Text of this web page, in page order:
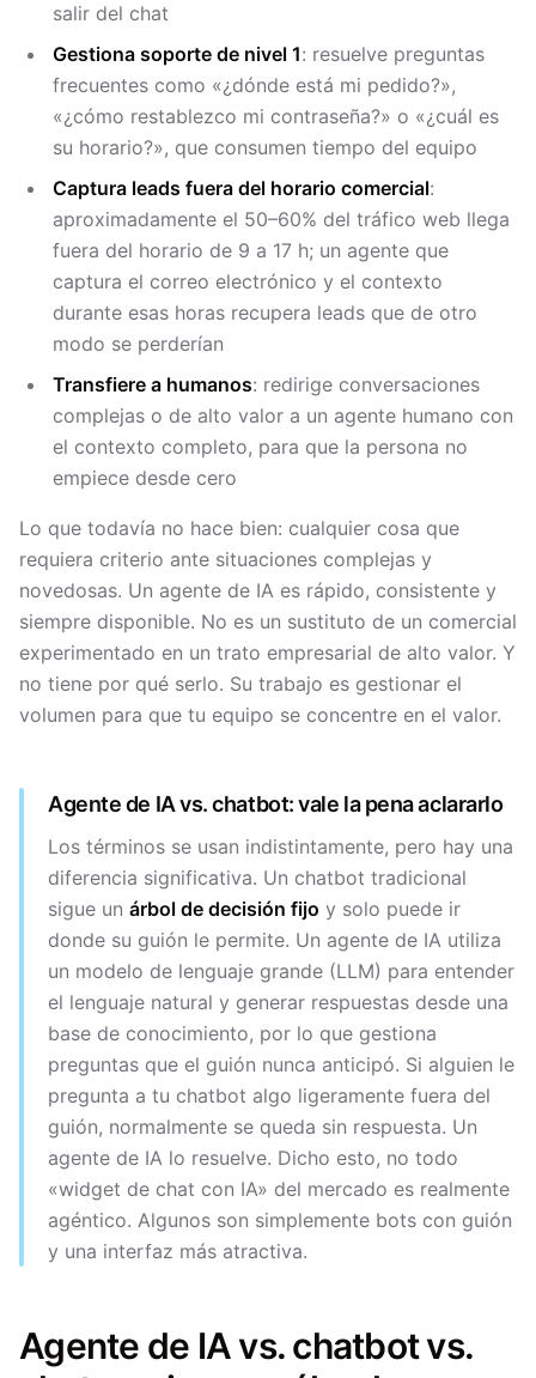
salir del chat
Gestiona soporte de nivel 1: resuelve preguntas
frecuentes como «¿dónde está mi pedido?»,
«¿cómo restablezco mi contraseña?» o «¿cuál es
su horario?», que consumen tiempo del equipo
Captura leads fuera del horario comercial:
aproximadamente el 50–60% del tráfico web llega
fuera del horario de 9 a 17 h; un agente que
captura el correo electrónico y el contexto
durante esas horas recupera leads que de otro
modo se perderían
Transfiere a humanos: redirige conversaciones
complejas o de alto valor a un agente humano con
el contexto completo, para que la persona no
empiece desde cero
Lo que todavía no hace bien: cualquier cosa que
requiera criterio ante situaciones complejas y
novedosas. Un agente de IA es rápido, consistente y
siempre disponible. No es un sustituto de un comercial
experimentado en un trato empresarial de alto valor. Y
no tiene por qué serlo. Su trabajo es gestionar el
volumen para que tu equipo se concentre en el valor.
Agente de IA vs. chatbot: vale la pena aclararlo
Los términos se usan indistintamente, pero hay una
diferencia significativa. Un chatbot tradicional
sigue un árbol de decisión fijo y solo puede ir
donde su guión le permite. Un agente de IA utiliza
un modelo de lenguaje grande (LLM) para entender
el lenguaje natural y generar respuestas desde una
base de conocimiento, por lo que gestiona
preguntas que el guión nunca anticipó. Si alguien le
pregunta a tu chatbot algo ligeramente fuera del
guión, normalmente se queda sin respuesta. Un
agente de IA lo resuelve. Dicho esto, no todo
«widget de chat con IA» del mercado es realmente
agéntico. Algunos son simplemente bots con guión
y una interfaz más atractiva.
Agente de IA vs. chatbot vs.